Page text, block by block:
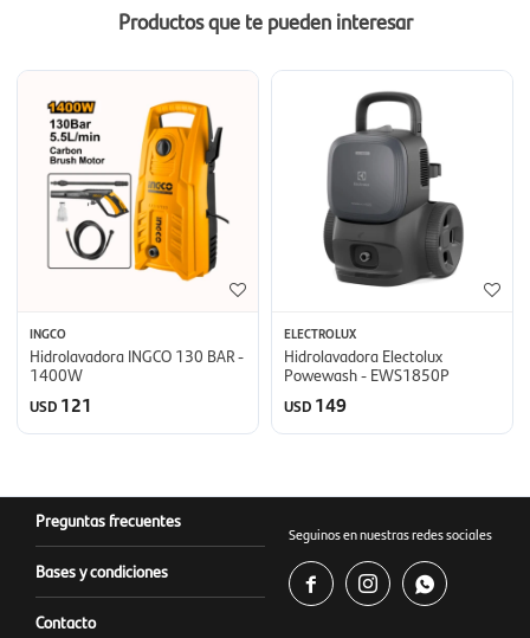
Productos que te pueden interesar
INGCO
Hidrolavadora INGCO 130 BAR -
1400W
USD 121
ELECTROLUX
Hidrolavadora Electolux
Powewash - EWS1850P
USD 149
Preguntas frecuentes
Bases y condiciones
Contacto
Seguinos en nuestras redes sociales
  